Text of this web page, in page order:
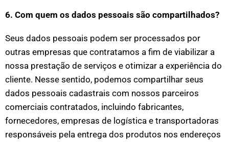
6. Com quem os dados pessoais são compartilhados?
Seus dados pessoais podem ser processados por
outras empresas que contratamos a fim de viabilizar a
nossa prestação de serviços e otimizar a experiência do
cliente. Nesse sentido, podemos compartilhar seus
dados pessoais cadastrais com nossos parceiros
comerciais contratados, incluindo fabricantes,
fornecedores, empresas de logística e transportadoras
responsáveis pela entrega dos produtos nos endereços